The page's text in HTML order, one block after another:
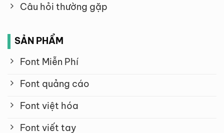
Câu hỏi thường gặp
SẢN PHẨM
Font Miễn Phí
Font quảng cáo
Font việt hóa
Font viết tay